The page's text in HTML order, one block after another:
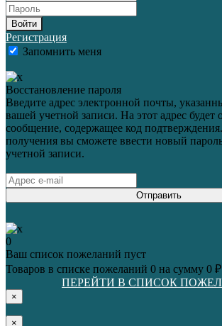
Войти
Регистрация
Запомнить меня
Восстановление пароля
Введите адрес электронной почты,
вашей учетной записи. На этот адрес будет
сообщение, содержащее код
получения вы сможете ввести новый
учетной записи.
Отправить
0
Ваш список пожеланий пуст
Товаров в списке пожеланий 0 на сумму 0 ₽
ПЕРЕЙТИ В СПИСОК
×
×